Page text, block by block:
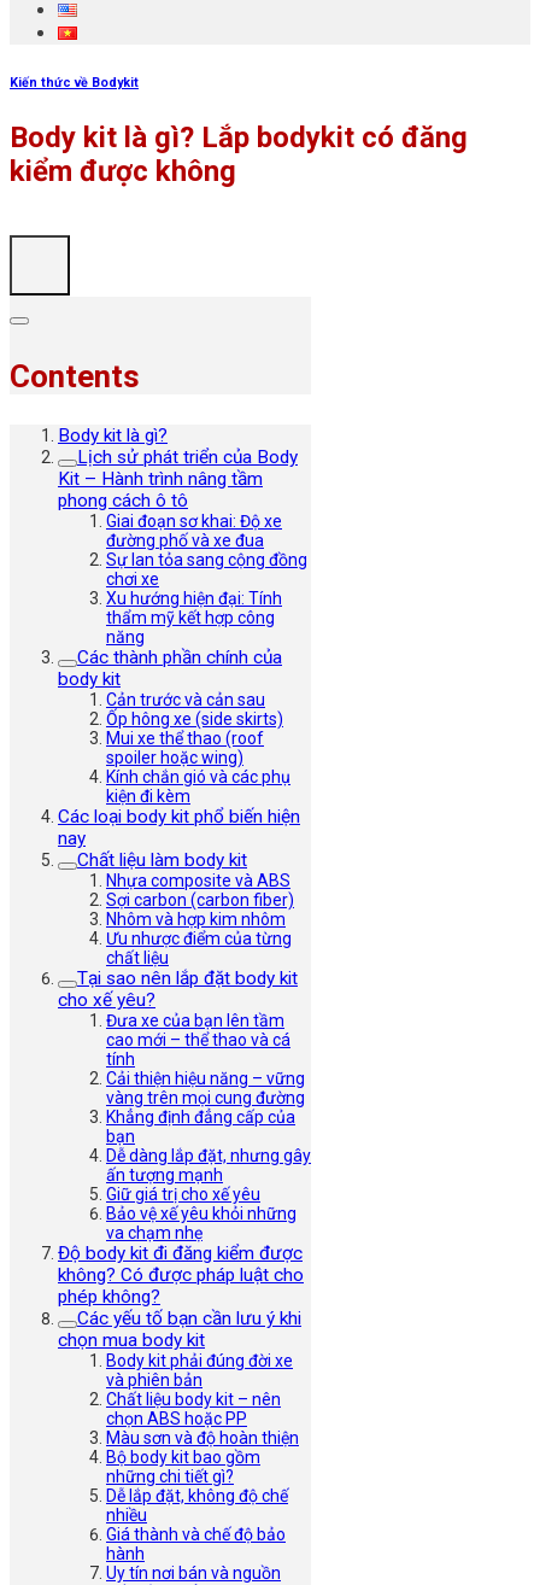
Kiến thức về Bodykit
Body kit là gì? Lắp bodykit có đăng
kiểm được không
Contents
Body kit là gì?
Lịch sử phát triển của Body
Kit – Hành trình nâng tầm
phong cách ô tô
Giai đoạn sơ khai: Độ xe
đường phố và xe đua
Sự lan tỏa sang cộng đồng
chơi xe
Xu hướng hiện đại: Tính
thẩm mỹ kết hợp công
năng
Các thành phần chính của
body kit
Cản trước và cản sau
Ốp hông xe (side skirts)
Mui xe thể thao (roof
spoiler hoặc wing)
Kính chắn gió và các phụ
kiện đi kèm
Các loại body kit phổ biến hiện
nay
Chất liệu làm body kit
Nhựa composite và ABS
Sợi carbon (carbon fiber)
Nhôm và hợp kim nhôm
Ưu nhược điểm của từng
chất liệu
Tại sao nên lắp đặt body kit
cho xế yêu?
Đưa xe của bạn lên tầm
cao mới – thể thao và cá
tính
Cải thiện hiệu năng – vững
vàng trên mọi cung đường
Khẳng định đẳng cấp của
bạn
Dễ dàng lắp đặt, nhưng gây
ấn tượng mạnh
Giữ giá trị cho xế yêu
Bảo vệ xế yêu khỏi những
va chạm nhẹ
Độ body kit đi đăng kiểm được
không? Có được pháp luật cho
phép không?
Các yếu tố bạn cần lưu ý khi
chọn mua body kit
Body kit phải đúng đời xe
và phiên bản
Chất liệu body kit – nên
chọn ABS hoặc PP
Màu sơn và độ hoàn thiện
Bộ body kit bao gồm
những chi tiết gì?
Dễ lắp đặt, không độ chế
nhiều
Giá thành và chế độ bảo
hành
Uy tín nơi bán và nguồn